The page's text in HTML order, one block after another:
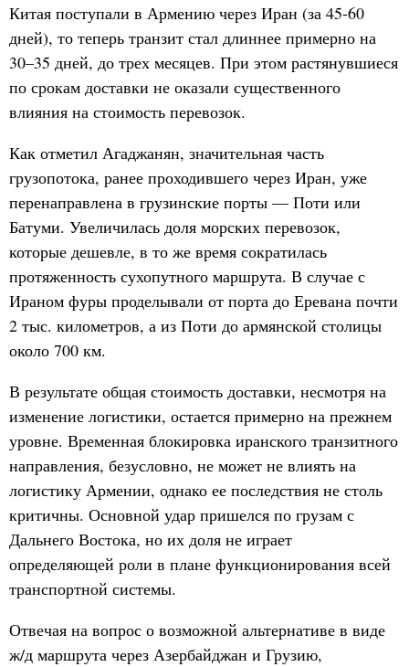
Китая поступали в Армению через Иран (за 45-60
дней), то теперь транзит стал длиннее примерно на
30–35 дней, до трех месяцев. При этом растянувшиеся
по срокам доставки не оказали существенного
влияния на стоимость перевозок.
Как отметил Агаджанян, значительная часть
грузопотока, ранее проходившего через Иран, уже
перенаправлена в грузинские порты — Поти или
Батуми. Увеличилась доля морских перевозок,
которые дешевле, в то же время сократилась
протяженность сухопутного маршрута. В случае с
Ираном фуры проделывали от порта до Еревана почти
2 тыс. километров, а из Поти до армянской столицы
около 700 км.
В результате общая стоимость доставки, несмотря на
изменение логистики, остается примерно на прежнем
уровне. Временная блокировка иранского транзитного
направления, безусловно, не может не влиять на
логистику Армении, однако ее последствия не столь
критичны. Основной удар пришелся по грузам с
Дальнего Востока, но их доля не играет
определяющей роли в плане функционирования всей
транспортной системы.
Отвечая на вопрос о возможной альтернативе в виде
ж/д маршрута через Азербайджан и Грузию,